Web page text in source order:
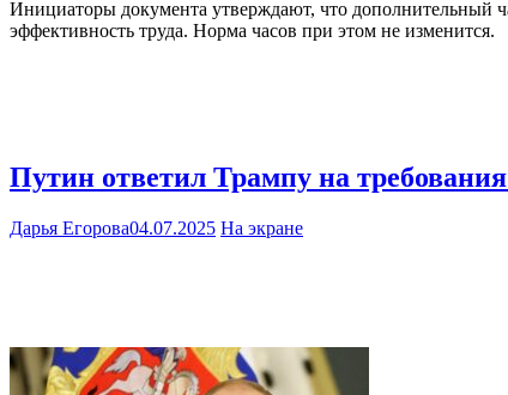
Инициаторы документа утверждают, что дополнительный
эффективность труда. Норма часов при этом не изменится.
Путин ответил Трампу на
Дарья Егорова04.07.2025 На экране